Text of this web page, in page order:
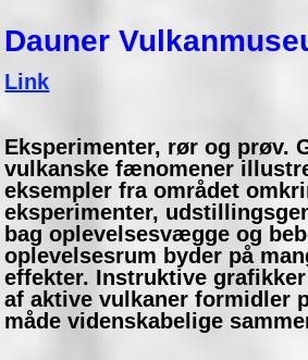
Dauner
Link
Eksperimenter, rør og prøv.
vulkanske fænomener
eksempler fra området
eksperimenter,
bag oplevelsesvægge og
oplevelsesrum byder på
effekter. Instruktive
af aktive vulkaner formidler
måde videnskabelige